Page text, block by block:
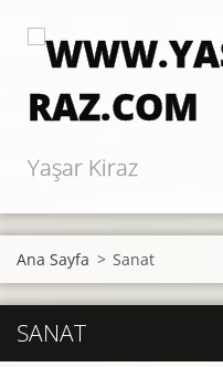
Yaşar Kiraz
Ana Sayfa > Sanat
SANAT